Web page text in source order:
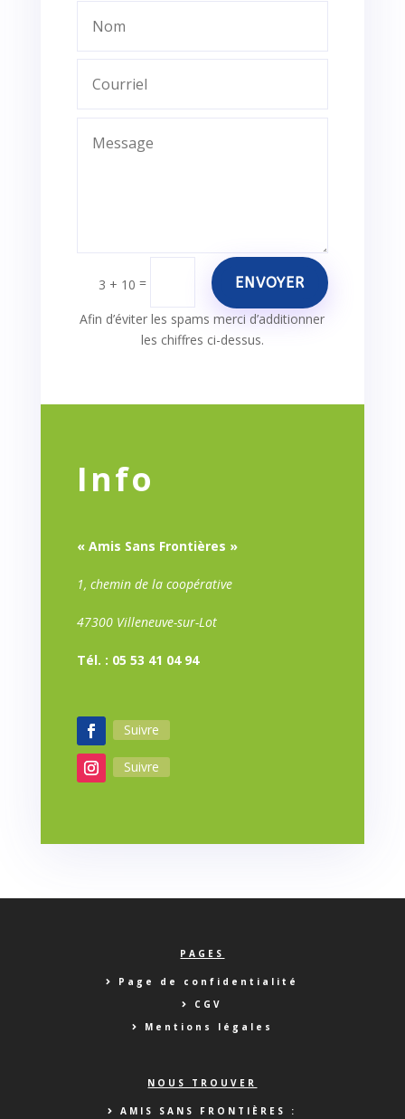
3 + 10 = ENVOYER
Afin d’éviter les spams merci d’additionner
les chiffres ci-dessus.
Info
« Amis Sans Frontières »
1, chemin de la coopérative
47300 Villeneuve-sur-Lot
Tél. : 05 53 41 04 94
Suivre
Suivre
PAGES
Page de confidentialité
CGV
Mentions légales
NOUS TROUVER
AMIS SANS FRONTIÈRES :